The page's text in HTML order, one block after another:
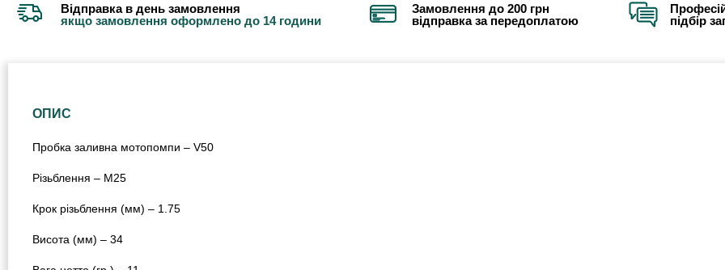
Відправка в день замовлення
якщо замовлення оформлено до 14 години
Замовлення до 200 грн
відправка за передоплатою
підбір
ОПИС
Пробка заливна мотопомпи – V50
Різьблення – М25
Крок різьблення (мм) – 1.75
Висота (мм) – 34